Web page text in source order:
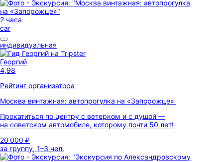
2 часа
car
индивидуальная
Георгий
4,98
Рейтинг организатора
Москва винтажная: автопрогулка на «Запорожце»
Прокатиться по центру с ветерком и с душой —
на советском автомобиле, которому почти 50 лет!
20 000 ₽
за группу, 1–3 чел.